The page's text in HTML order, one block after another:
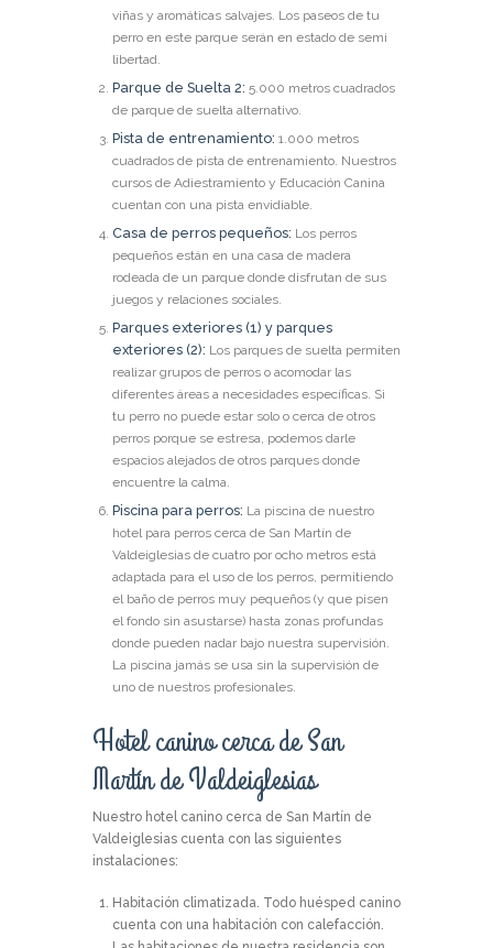
viñas y aromáticas salvajes. Los paseos de tu
perro en este parque serán en estado de semi
libertad.
Parque de Suelta 2: 5.000 metros cuadrados
de parque de suelta alternativo.
Pista de entrenamiento: 1.000 metros
cuadrados de pista de entrenamiento. Nuestros
cursos de Adiestramiento y Educación Canina
cuentan con una pista envidiable.
Casa de perros pequeños: Los perros
pequeños están en una casa de madera
rodeada de un parque donde disfrutan de sus
juegos y relaciones sociales.
Parques exteriores (1) y parques
exteriores (2): Los parques de suelta permiten
realizar grupos de perros o acomodar las
diferentes áreas a necesidades específicas. Si
tu perro no puede estar solo o cerca de otros
perros porque se estresa, podemos darle
espacios alejados de otros parques donde
encuentre la calma.
Piscina para perros: La piscina de nuestro
hotel para perros cerca de San Martín de
Valdeiglesias de cuatro por ocho metros está
adaptada para el uso de los perros, permitiendo
el baño de perros muy pequeños (y que pisen
el fondo sin asustarse) hasta zonas profundas
donde pueden nadar bajo nuestra supervisión.
La piscina jamás se usa sin la supervisión de
uno de nuestros profesionales.
Hotel canino cerca de San
Martín de Valdeiglesias
Nuestro hotel canino cerca de San Martín de
Valdeiglesias cuenta con las siguientes
instalaciones:
Habitación climatizada. Todo huésped canino
cuenta con una habitación con calefacción.